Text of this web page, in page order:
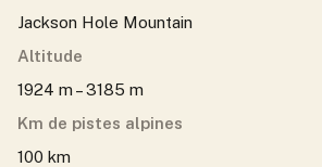
Jackson Hole Mountain
Altitude
1924 m – 3185 m
Km de pistes alpines
100 km